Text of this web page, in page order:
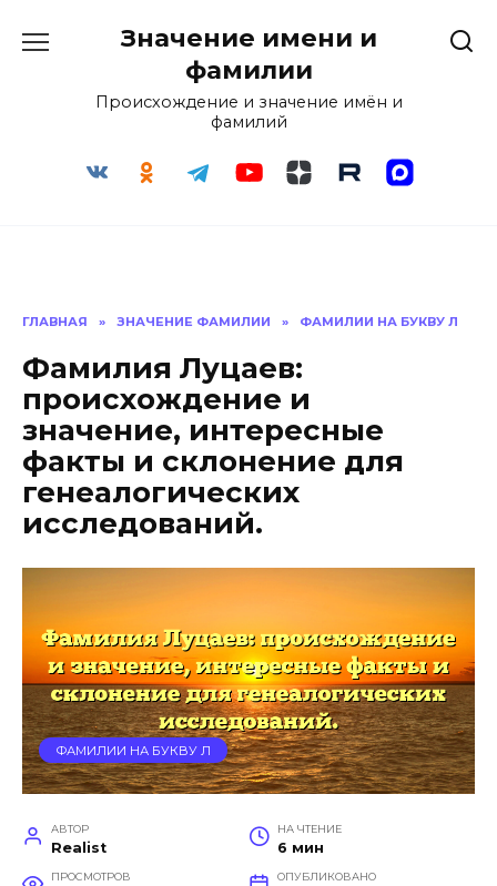
Значение имени и
фамилии
Происхождение и значение имён и
фамилий
ГЛАВНАЯ » ЗНАЧЕНИЕ ФАМИЛИИ » ФАМИЛИИ НА БУКВУ Л
Фамилия Луцаев:
происхождение и
значение, интересные
факты и склонение для
генеалогических
исследований.
ФАМИЛИИ НА БУКВУ Л
АВТОР
Realist
НА ЧТЕНИЕ
6 мин
ПРОСМОТРОВ ОПУБЛИКОВАНО